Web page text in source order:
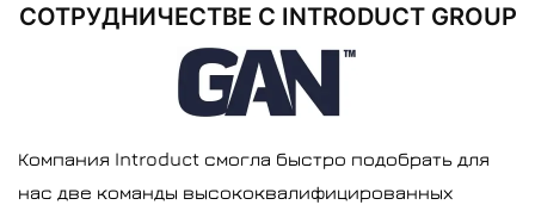
СОТРУДНИЧЕСТВЕ С INTRODUCT GROUP
Компания Introduct смогла быстро подобрать для
нас две команды высококвалифицированных